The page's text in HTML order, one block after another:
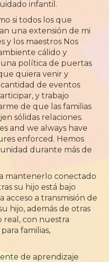
infantil.
si todos los que
una extensión de mi
y los maestros Nos
cálido y
política de puertas
quiera venir y
de eventos
y trabajo
de que las familias
sólidas relaciones.
and we always have
enforced. Hemos
durante más de
mantenerlo conectado
su hijo está bajo
a transmisión de
hijo, además de otras
real, con nuestra
familias,
de aprendizaje